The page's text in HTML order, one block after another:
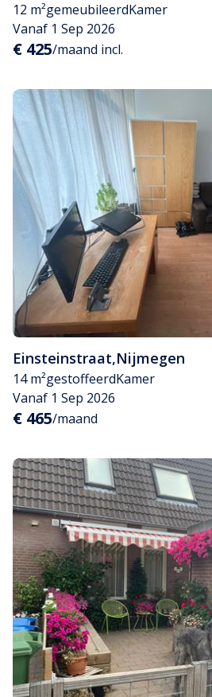
12 m²gemeubileerdKamer
Vanaf 1 Sep 2026
€ 425/maand incl.
Einsteinstraat,Nijmegen
14 m²gestoffeerdKamer
Vanaf 1 Sep 2026
€ 465/maand